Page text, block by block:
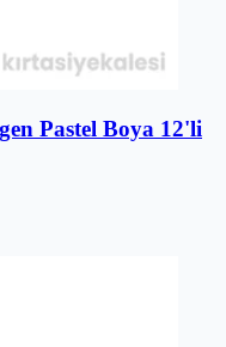
Pastel Boya 12'li